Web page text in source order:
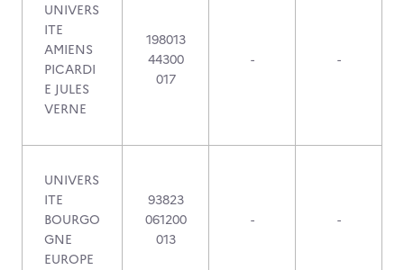
UNIVERS
ITE
AMIENS
PICARDI
E JULES
VERNE
198013
44300
017
- -
UNIVERS
ITE
BOURGO
GNE
EUROPE
93823
061200
013
- -